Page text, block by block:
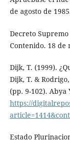
de agosto de
Decreto
Contenido. 18 de
Dijk, T. (1999).
Dijk, T. &
(pp. 9-102). Abya
https://
Estado